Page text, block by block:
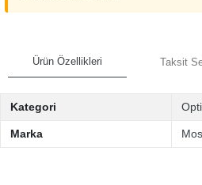
Ürün Özellikleri Taksit
Kategori
Marka